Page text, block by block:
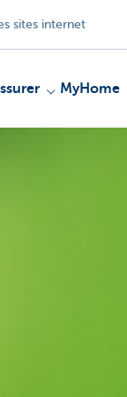
sites internet
MyHome